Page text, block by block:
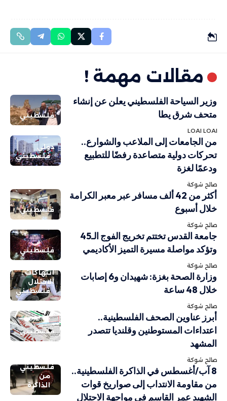
مقالات مهمة !
فلسطيني
وزير السياحة الفلسطيني يعلن عن إنشاء
متحف شرق يطا
LOAI LOAI
دولي
فلسطيني
من الجامعات إلى الملاعب والشوارع..
تحركات دولية متصاعدة رفضًا للتطبيع
ودعمًا لغزة
صالح شوكة
فلسطيني
أكثر من 42 ألف مسافر عبر معبر الكرامة
خلال أسبوع
صالح شوكة
فلسطيني
جامعة القدس تختتم تخريج الفوج الـ45
وتؤكد مواصلة مسيرة التميز الأكاديمي
صالح شوكة
انتهاكات
الاحتلال
فلسطيني
وزارة الصحة بغزة: شهيدان و6 إصابات
خلال 48 ساعة
صالح شوكة
فلسطيني
أبرز عناوين الصحف الفلسطينية..
اعتداءات المستوطنين وقلنديا تتصدر
المشهد
صالح شوكة
فلسطيني
من
الذاكرة
8 آب/أغسطس في الذاكرة الفلسطينية..
من مقاومة الانتداب إلى صواريخ قوات
الشهيد عمر القاسم في مواجهة الاحتلال